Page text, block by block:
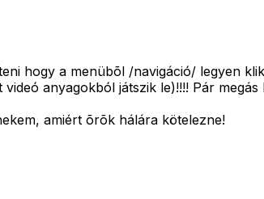
hogy a menübõl /navigáció/ legyen
anyagokból játszik le)!!!! Pár
amiért õrõk hálára kötelezne!